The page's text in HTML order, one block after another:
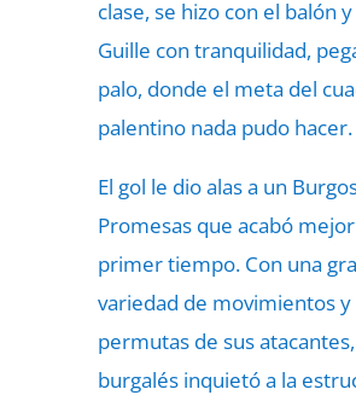
clase, se hizo con el balón
Guille con tranquilidad,
palo, donde el meta del
palentino nada pudo hacer.
El gol le dio alas a un
Promesas que acabó
primer tiempo. Con una
variedad de movimientos y
permutas de sus
burgalés inquietó a la